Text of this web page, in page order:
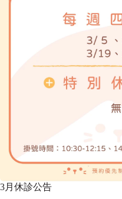
3月休診公告